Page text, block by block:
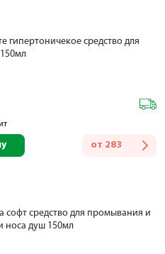
гипертоничекое средство для
от 283
софт средство для промывания и
носа душ 150мл